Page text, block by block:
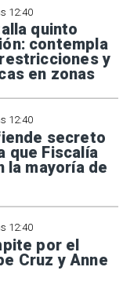
12:40
quinto
contempla
y
en zonas
12:40
secreto
que Fiscalía
la mayoría de
12:40
por el
Cruz y Anne